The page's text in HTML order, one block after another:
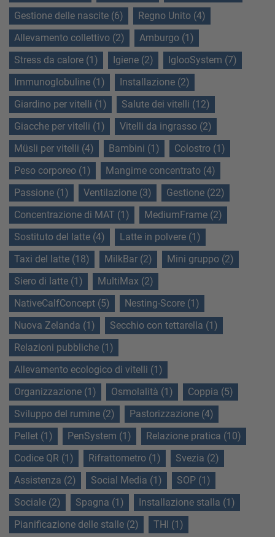
Gestione delle nascite (6)
Regno Unito (4)
Allevamento collettivo (2)
Amburgo (1)
Stress da calore (1)
Igiene (2)
IglooSystem (7)
Immunoglobuline (1)
Installazione (2)
Giardino per vitelli (1)
Salute dei vitelli (12)
Giacche per vitelli (1)
Vitelli da ingrasso (2)
Müsli per vitelli (4)
Bambini (1)
Colostro (1)
Peso corporeo (1)
Mangime concentrato (4)
Passione (1)
Ventilazione (3)
Gestione (22)
Concentrazione di MAT (1)
MediumFrame (2)
Sostituto del latte (4)
Latte in polvere (1)
Taxi del latte (18)
MilkBar (2)
Mini gruppo (2)
Siero di latte (1)
MultiMax (2)
NativeCalfConcept (5)
Nesting-Score (1)
Nuova Zelanda (1)
Secchio con tettarella (1)
Relazioni pubbliche (1)
Allevamento ecologico di vitelli (1)
Organizzazione (1)
Osmolalità (1)
Coppia (5)
Sviluppo del rumine (2)
Pastorizzazione (4)
Pellet (1)
PenSystem (1)
Relazione pratica (10)
Codice QR (1)
Rifrattometro (1)
Svezia (2)
Assistenza (2)
Social Media (1)
SOP (1)
Sociale (2)
Spagna (1)
Installazione stalla (1)
Pianificazione delle stalle (2)
THI (1)